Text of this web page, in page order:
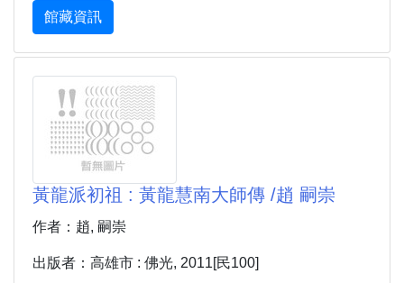
館藏資訊
黃龍派初祖 : 黃龍慧南大師傳 /趙 嗣崇
作者：趙, 嗣崇
出版者：高雄市 : 佛光, 2011[民100]